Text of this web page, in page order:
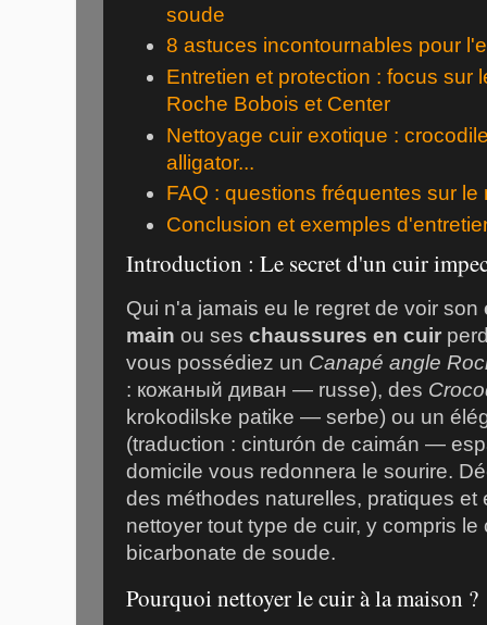
soude
8 astuces incontournables pour
Entretien et protection : focus sur
Roche Bobois et Center
Nettoyage cuir exotique :
alligator...
FAQ : questions fréquentes sur
Conclusion et exemples
Introduction : Le secret d'un cuir
Qui n'a jamais eu le regret de voir son
main ou ses chaussures en cuir
vous possédiez un Canapé angle
: кожаный диван — russe), des
krokodilske patike — serbe) ou un
(traduction : cinturón de caimán —
domicile vous redonnera le sourire.
des méthodes naturelles, pratiques et
nettoyer tout type de cuir, y compris
bicarbonate de soude.
Pourquoi nettoyer le cuir à la maison ?